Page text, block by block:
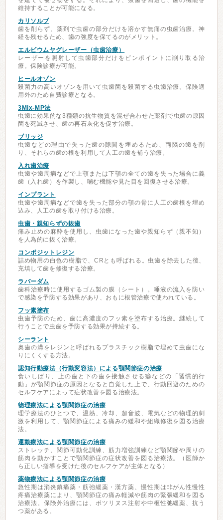
維持することが可能になる。
カリソルブ
歯を削らず、薬剤で虫歯の部分だけを溶かす無痛の虫歯治療。神
経を残せるため、歯の強度を保てるのがメリット。
エルビウムヤグレーザー（虫歯治療）
レーザーを照射して虫歯部分だけをピンポイントに削り取る治
療。保険診療が可能。
ヒールオゾン
殺菌力の高いオゾンを用いて虫歯菌を殺菌する虫歯治療。保険適
用外のため自費診療となる。
3Mix-MP法
虫歯に効果的な3種類の抗生物質を混ぜ合わせた薬剤で虫歯の原因
菌を死滅させ、歯の再石灰化を促す治療。
ブリッジ
虫歯などの理由で失った歯の隙間を埋めるため、両隣の歯を削
り、それらの歯の根を利用して人工の歯を補う治療。
入れ歯治療
虫歯や歯周病などで上顎または下顎の全ての歯を失った場合に義
歯（入れ歯）を作製し、噛む機能や見た目を回復させる治療。
インプラント
虫歯や歯周病などで歯を失った部分の顎の骨に人工の歯根を埋め
込み、人工の歯を取り付ける治療。
虫歯・親知らずの抜歯
痛み止めの麻酔を使用し、虫歯になった歯や親知らず（親不知）
を人為的に抜く治療。
コンポジットレジン
詰め物用の白色の樹脂で、CRとも呼ばれる。虫歯を除去した後、
充填して歯を修復する治療。
ラバーダム
歯科治療時に使用するゴム製の膜（シート）。唾液の流入を防い
で感染を予防する効果があり、おもに根管治療で使われている。
フッ素塗布
虫歯予防のため、歯に高濃度のフッ素を塗布する治療。継続して
行うことで虫歯を予防する効果が持続する。
シーラント
奥歯の溝をレジンと呼ばれるプラスチック樹脂で埋めて虫歯にな
りにくくする方法。
認知行動療法（行動変容法）による顎関節症の治療
食いしばり、上の歯と下の歯を接触させる癖などの「習慣的行
動」が顎関節症の原因となると自覚した上で、行動回避のための
セルフケアによって症状改善を図る治療法。
物理療法による顎関節症の治療
理学療法のひとつで、温熱、冷却、超音波、電気などの物理的刺
激を利用して、顎関節症による痛みの緩和や組織修復を図る治療
法。
運動療法による顎関節症の治療
ストレッチ、関節可動化訓練、筋力増強訓練など顎関節や周りの
筋肉を動かすことで顎関節症の症状改善を図る治療法。（医師か
ら正しい指導を受けた後のセルフケアが主体となる）
薬物療法による顎関節症の治療
急性期は消炎鎮痛薬・筋弛緩薬・漢方薬、慢性期は非がん性慢性
疼痛治療薬により、顎関節症の痛み軽減や筋肉の緊張緩和を図る
治療法。保険外治療には、ボツリヌス注射や中枢性弛緩薬、抗う
つ薬がある。